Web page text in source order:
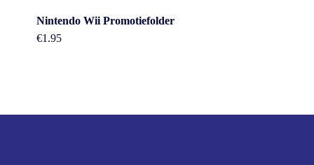
Nintendo Wii Promotiefolder
€1.95